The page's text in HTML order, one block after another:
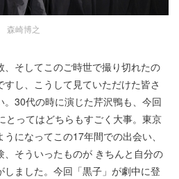
森崎博之
そしてこのご時世で撮り切れたの
し、こうして見ていただけた皆さ
30代の時に演じた芹沢鴨も、今回
とってはどちらもすごく大事。東京
になってこの17年間での出会い、
、そういったものが きちんと自分の
ました。今回「黒子」が劇中に登